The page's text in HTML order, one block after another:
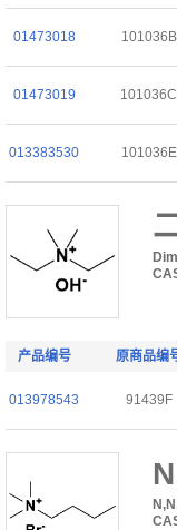
01473018 101036B
01473019 101036C
013383530 101036E
产品编号 原商品编
013978543 91439F